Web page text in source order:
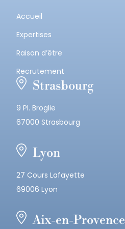
Accueil
Expertises
Raison d’être
Recrutement
Strasbourg
9 Pl. Broglie
67000 Strasbourg
Lyon
27 Cours Lafayette
69006 Lyon
Aix-en-Provence